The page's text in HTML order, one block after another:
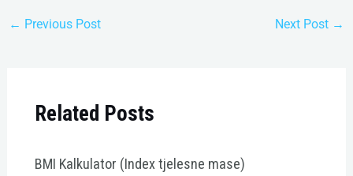
← Previous Post Next Post →
Related Posts
BMI Kalkulator (Index tjelesne mase)